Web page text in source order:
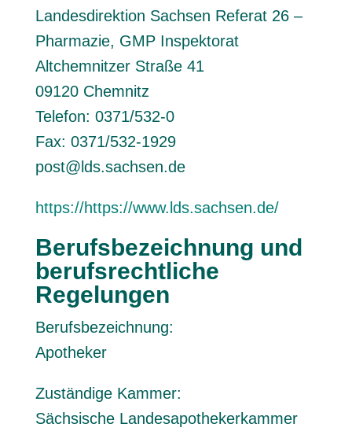
Landesdirektion Sachsen Referat 26 –
Pharmazie, GMP Inspektorat
Altchemnitzer Straße 41
09120 Chemnitz
Telefon: 0371/532-0
Fax: 0371/532-1929
post@lds.sachsen.de
https://https://www.lds.sachsen.de/
Berufsbezeichnung und
berufsrechtliche
Regelungen
Berufsbezeichnung:
Apotheker
Zuständige Kammer:
Sächsische Landesapothekerkammer